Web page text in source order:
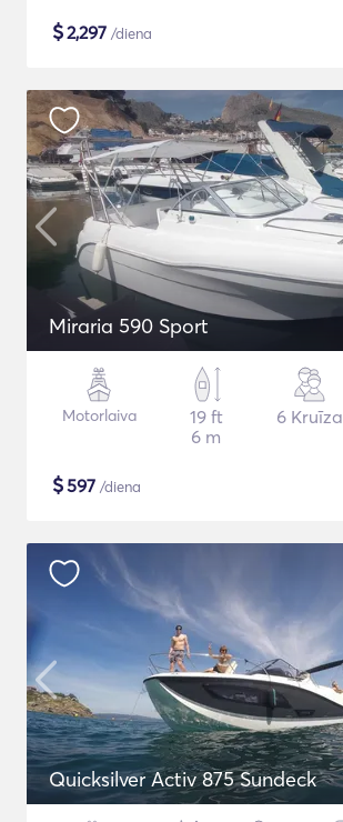
$2,297 /diena
Miraria 590 Sport
Motorlaiva
19 ft
6 m
6 Kruīza
$597 /diena
Quicksilver Activ 875 Sundeck